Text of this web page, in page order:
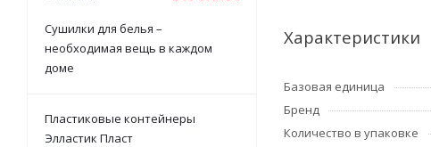
Характеристики
Базовая единица
Бренд
Количество в упаковке
Сушилки для белья –
необходимая вещь в каждом
доме
Пластиковые контейнеры
Элластик Пласт